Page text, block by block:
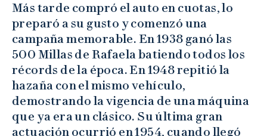
Más tarde compró el auto en cuotas, lo
preparó a su gusto y comenzó una
campaña memorable. En 1938 ganó las
500 Millas de Rafaela batiendo todos los
récords de la época. En 1948 repitió la
hazaña con el mismo vehículo,
demostrando la vigencia de una máquina
que ya era un clásico. Su última gran
actuación ocurrió en 1954, cuando llegó